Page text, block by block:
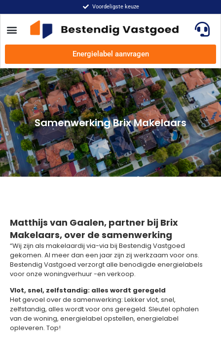
Voordeligste keuze
Energielabel aanvragen
Samenwerking Brix Makelaars
Matthijs van Gaalen, partner bij Brix
Makelaars, over de samenwerking
“Wij zijn als makelaardij via-via bij Bestendig Vastgoed
gekomen. Al meer dan een jaar zijn zij werkzaam voor ons.
Bestendig Vastgoed verzorgt alle benodigde energielabels
voor onze woningverhuur -en verkoop.
Vlot, snel, zelfstandig: alles wordt geregeld
Het gevoel over de samenwerking: Lekker vlot, snel,
zelfstandig, alles wordt voor ons geregeld. Sleutel ophalen
van de woning, energielabel opstellen, energielabel
opleveren. Top!